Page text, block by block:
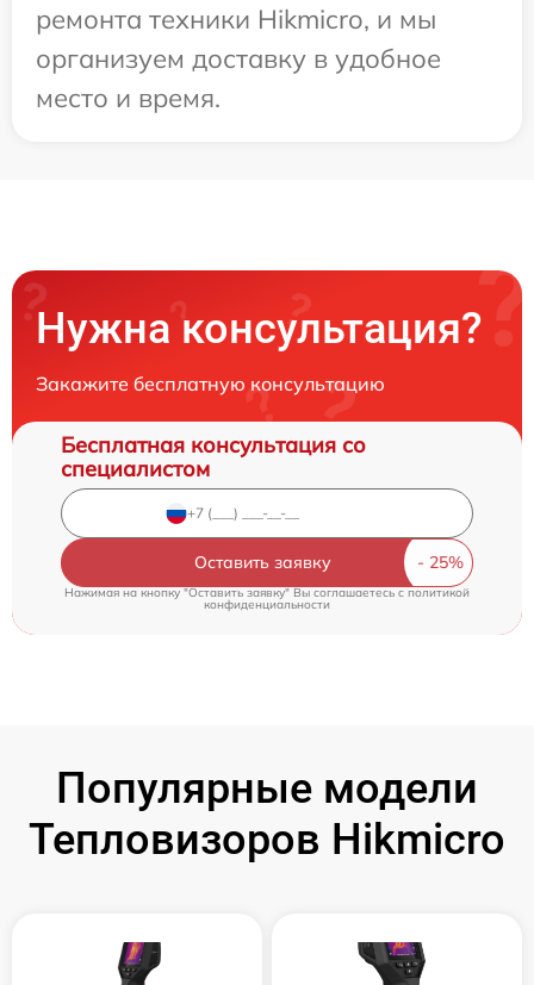
ремонта техники Hikmicro, и мы
организуем доставку в удобное
место и время.
Нужна консультация?
Закажите бесплатную консультацию
Бесплатная консультация со
специалистом
Оставить заявку
Нажимая на кнопку "Оставить заявку" Вы соглашаетесь cполитикой
конфиденциальности
Популярные модели
Тепловизоров Hikmicro